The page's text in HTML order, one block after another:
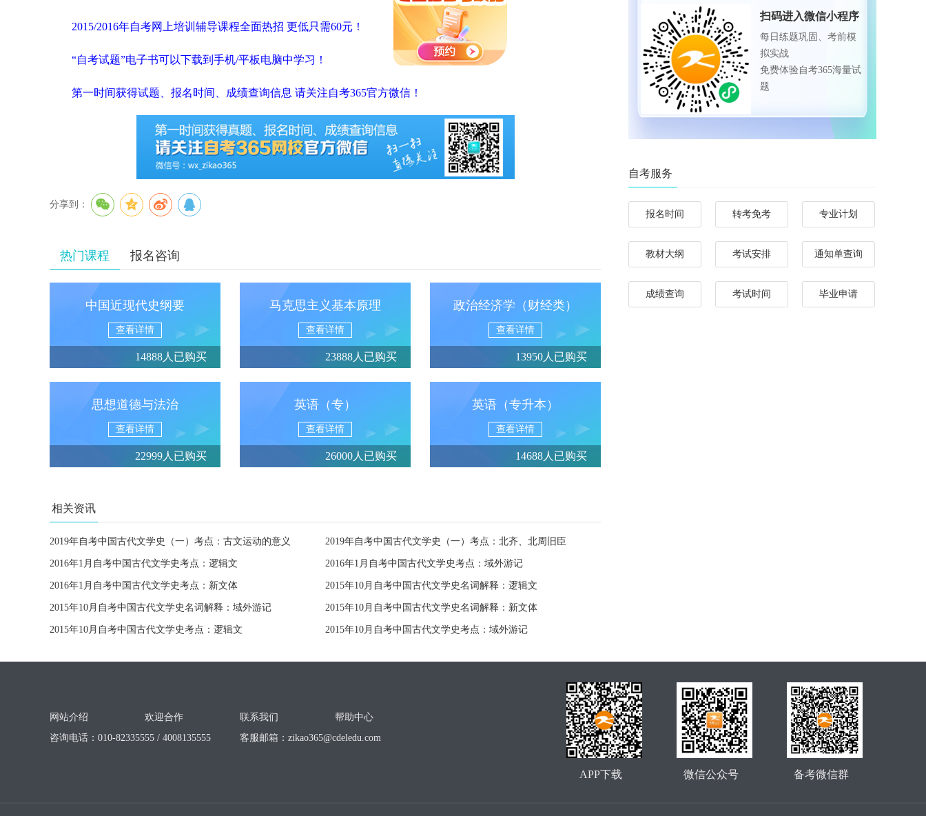
2015/2016年自考网上培训辅导课程全面热招 更低只需60元！
“自考试题”电子书可以下载到手机/平板电脑中学习！
第一时间获得试题、报名时间、成绩查询信息 请关注自考365官方微信！
分享到：
热门课程 报名咨询
中国近现代史纲要
查看详情
14888人已购买
马克思主义基本原理
查看详情
23888人已购买
政治经济学（财经类）
查看详情
13950人已购买
思想道德与法治
查看详情
22999人已购买
英语（专）
查看详情
26000人已购买
英语（专升本）
查看详情
14688人已购买
相关资讯
2019年自考中国古代文学史（一）考点：古文运动的意义 2019年自考中国古代文学史（一）考点：北齐、北周旧臣
2016年1月自考中国古代文学史考点：逻辑文 2016年1月自考中国古代文学史考点：域外游记
2016年1月自考中国古代文学史考点：新文体 2015年10月自考中国古代文学史名词解释：逻辑文
2015年10月自考中国古代文学史名词解释：域外游记 2015年10月自考中国古代文学史名词解释：新文体
2015年10月自考中国古代文学史考点：逻辑文 2015年10月自考中国古代文学史考点：域外游记
扫码进入微信小程序
每日练题巩固、考前模
拟实战
免费体验自考365海量试
题
自考服务
报名时间 转考免考 专业计划
教材大纲 考试安排 通知单查询
成绩查询 考试时间 毕业申请
网站介绍 欢迎合作 联系我们
帮助中心
咨询电话：010-82335555 / 4008135555
客服邮箱： zikao365@cdeledu.com
备考微信群
微信公众号
APP下载